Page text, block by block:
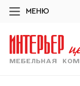
МЕНЮ